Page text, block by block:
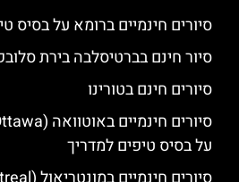
סיורים חינמיים ברומא על בסיס
סיור חינם בברטיסלבה בירת
סיורים חינם בטורינו
על בסיס טיפים למדריך